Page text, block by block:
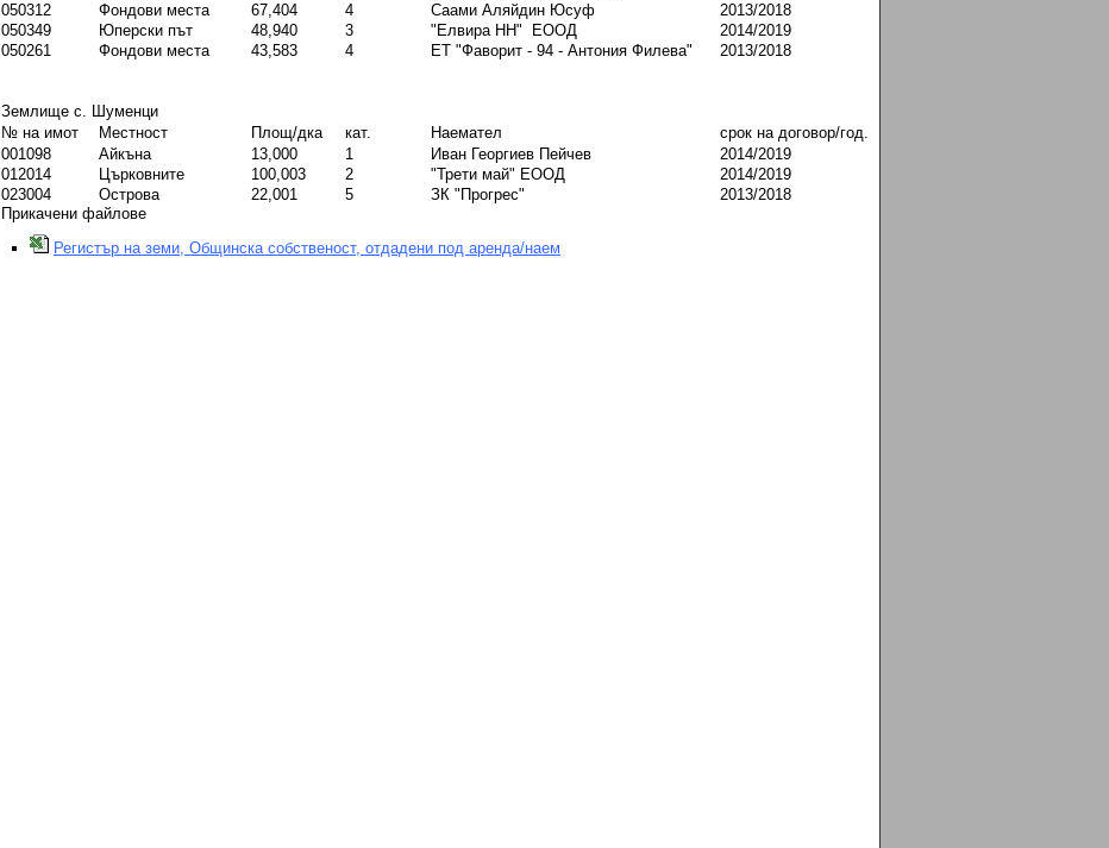
050312
Фондови места 67,404 4 Саами Аляйдин Юсуф
2013/2018
050349
Юперски път 48,940 3 "Елвира НН" ЕООД
2014/2019
050261
Фондови места 43,583 4 ЕТ "Фаворит - 94 - Антония Филева" 2013/2018
Землище с. Шуменци
№ на имот
Местност Площ/дка кат. Наемател
срок на договор/год.
001098
Айкъна 13,000 1 Иван Георгиев Пейчев
2014/2019
012014
Църковните 100,003 2 "Трети май" ЕООД
2014/2019
023004
Острова 22,001 5 ЗК "Прогрес"
2013/2018
Прикачени файлове
Регистър на земи, Общинска собственост, отдадени под аренда/наем